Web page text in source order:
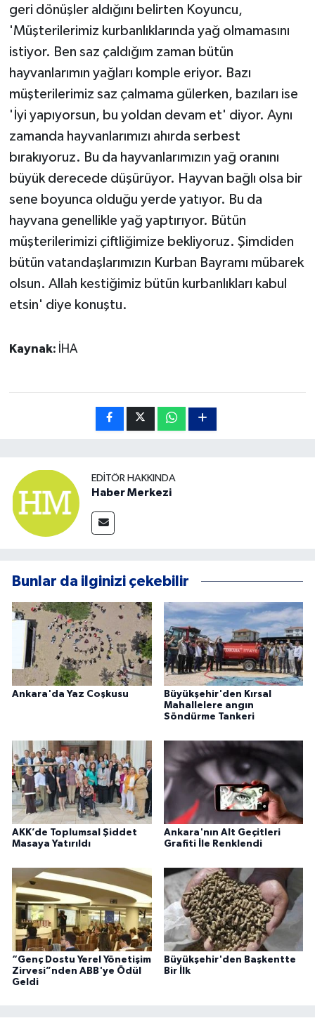
geri dönüşler aldığını belirten Koyuncu,
'Müşterilerimiz kurbanlıklarında yağ olmamasını
istiyor. Ben saz çaldığım zaman bütün
hayvanlarımın yağları komple eriyor. Bazı
müşterilerimiz saz çalmama gülerken, bazıları ise
'İyi yapıyorsun, bu yoldan devam et' diyor. Aynı
zamanda hayvanlarımızı ahırda serbest
bırakıyoruz. Bu da hayvanlarımızın yağ oranını
büyük derecede düşürüyor. Hayvan bağlı olsa bir
sene boyunca olduğu yerde yatıyor. Bu da
hayvana genellikle yağ yaptırıyor. Bütün
müşterilerimizi çiftliğimize bekliyoruz. Şimdiden
bütün vatandaşlarımızın Kurban Bayramı mübarek
olsun. Allah kestiğimiz bütün kurbanlıkları kabul
etsin' diye konuştu.
Kaynak: İHA
EDITÖR HAKKINDA
Haber Merkezi
Bunlar da ilginizi çekebilir
Ankara'da Yaz Coşkusu
Büyükşehir'den Kırsal
Mahallelere angın
Söndürme Tankeri
AKK’de Toplumsal Şiddet
Masaya Yatırıldı
Ankara'nın Alt Geçitleri
Grafiti İle Renklendi
“Genç Dostu Yerel Yönetişim
Zirvesi”nden ABB'ye Ödül
Geldi
Büyükşehir'den Başkentte
Bir İlk